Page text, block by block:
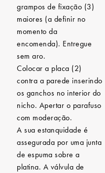
grampos de fixação (3)
maiores (a definir no
momento da
encomenda). Entregue
sem aro.
Colocar a placa (2)
contra a parede inserindo
os ganchos no interior do
nicho. Apertar o parafuso
com moderação.
A sua estanquidade é
assegurada por uma junta
de espuma sobre a
platina. A válvula de